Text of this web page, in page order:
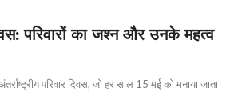
परिवारों का जश्न और उनके महत्व
परिवार दिवस, जो हर साल 15 मई को मनाया जाता